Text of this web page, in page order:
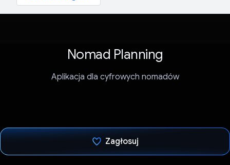
Nomad Planning
Aplikacja dla cyfrowych nomadów
Zagłosuj